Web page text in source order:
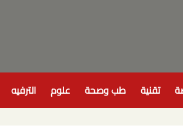
تقنية طب وصحة علوم الترفيه